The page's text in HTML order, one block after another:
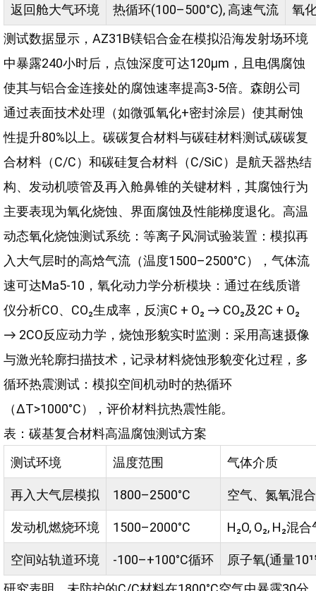
返回舱大气环境 热循环(100–500°C), 高速气流
氧
测试数据显示，AZ31B镁铝合金在模拟沿海发射场环境
中暴露240小时后，点蚀深度可达120μm，且电偶腐蚀
使其与铝合金连接处的腐蚀速率提高3-5倍。森朗公司
通过表面技术处理（如微弧氧化+密封涂层）使其耐蚀
性提升80%以上。碳碳复合材料与碳硅材料测试,碳碳复
合材料（C/C）和碳硅复合材料（C/SiC）是航天器热结
构、发动机喷管及再入舱鼻锥的关键材料，其腐蚀行为
主要表现为氧化烧蚀、界面腐蚀及性能梯度退化。高温
动态氧化烧蚀测试系统：等离子风洞试验装置：模拟再
入大气层时的高焓气流（温度1500–2500°C），气体流
速可达Ma5-10，氧化动力学分析模块：通过在线质谱
仪分析CO、CO₂生成率，反演C + O₂ → CO₂及2C + O₂
→ 2CO反应动力学，烧蚀形貌实时监测：采用高速摄像
与激光轮廓扫描技术，记录材料烧蚀形貌变化过程，多
循环热震测试：模拟空间机动时的热循环
（ΔT>1000°C），评价材料抗热震性能。
表：碳基复合材料高温腐蚀测试方案
测试环境
温度范围 气体介质
再入大气层模拟 1800–2500°C 空气、氮氧混
发动机燃烧环境 1500–2000°C H₂O, O₂, H₂混
空间站轨道环境 -100–+100°C循环
原子氧(通量